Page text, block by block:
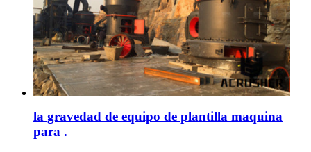
la gravedad de equipo de plantilla maquina
para .